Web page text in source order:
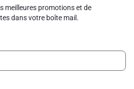
meilleures promotions et de
dans votre boîte mail.